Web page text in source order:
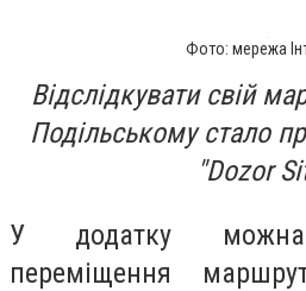
Фото: мережа
Відслідкувати свій
Подільському стало
"Dozor
У додатку можна
переміщення